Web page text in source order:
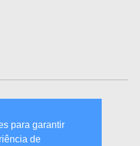
para garantir
de